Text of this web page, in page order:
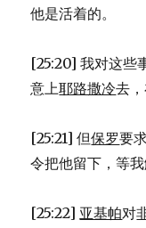
他是活着的。
[25:20] 我对这些
意上耶路撒冷去
[25:21] 但保罗要
令把他留下，等
[25:22] 亚基帕对